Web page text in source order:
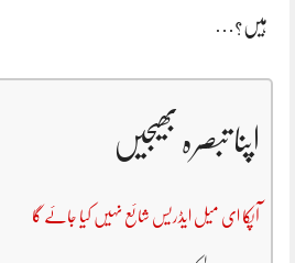
ہیں؟…
اپنا تبصرہ بھیجیں
آپکا ای میل ایڈریس شائع نہیں کیا جائے گا